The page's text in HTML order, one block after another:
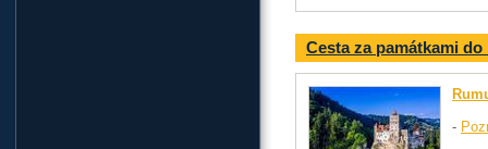
Cesta za památkami
-